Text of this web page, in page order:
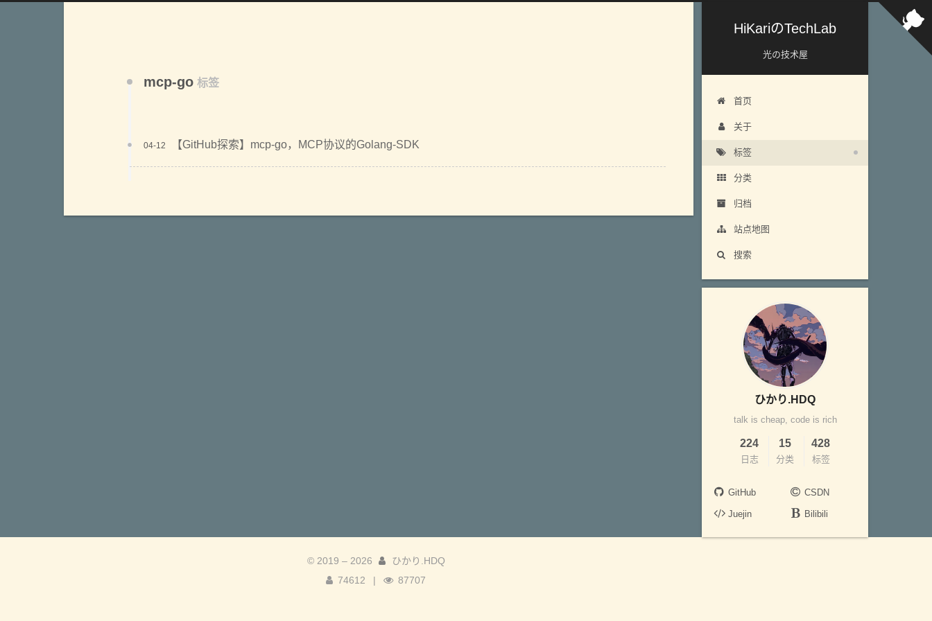
HiKariのTechLab
光の技术屋
首页
关于
标签
分类
归档
站点地图
搜索
mcp-go 标签
【GitHub探索】mcp-go，MCP协议的Golang-SDK
04-12
ひかり.HDQ
talk is cheap, code is rich
224
日志
15
分类
428
标签
GitHub CSDN
Juejin Bilibili
© 2019 – 2026
ひかり.HDQ
74612
| 87707